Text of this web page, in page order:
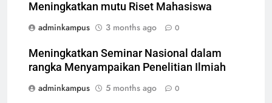
Meningkatkan mutu Riset Mahasiswa
adminkampus
3 months ago 0
Meningkatkan Seminar Nasional dalam
rangka Menyampaikan Penelitian Ilmiah
adminkampus
5 months ago 0